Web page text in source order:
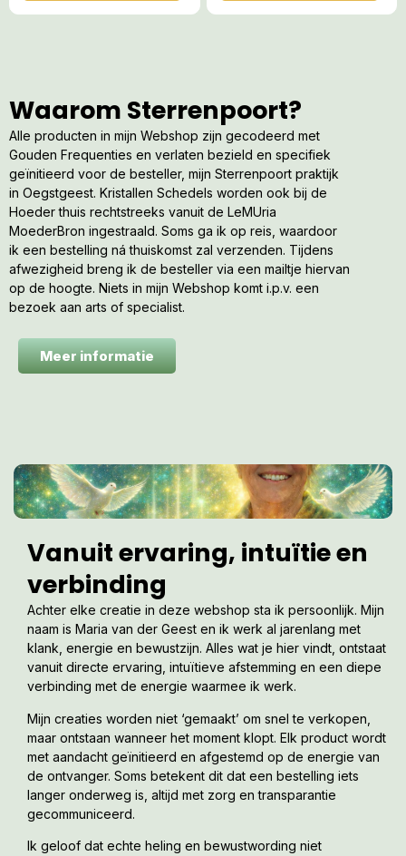
Waarom Sterrenpoort?
Alle producten in mijn Webshop zijn gecodeerd met
Gouden Frequenties en verlaten bezield en specifiek
geïnitieerd voor de besteller, mijn Sterrenpoort praktijk
in Oegstgeest. Kristallen Schedels worden ook bij de
Hoeder thuis rechtstreeks vanuit de LeMUria
MoederBron ingestraald. Soms ga ik op reis, waardoor
ik een bestelling ná thuiskomst zal verzenden. Tijdens
afwezigheid breng ik de besteller via een mailtje hiervan
op de hoogte. Niets in mijn Webshop komt i.p.v. een
bezoek aan arts of specialist.
Meer informatie
Vanuit ervaring, intuïtie en
verbinding
Achter elke creatie in deze webshop sta ik persoonlijk. Mijn
naam is Maria van der Geest en ik werk al jarenlang met
klank, energie en bewustzijn. Alles wat je hier vindt, ontstaat
vanuit directe ervaring, intuïtieve afstemming en een diepe
verbinding met de energie waarmee ik werk.
Mijn creaties worden niet ‘gemaakt’ om snel te verkopen,
maar ontstaan wanneer het moment klopt. Elk product wordt
met aandacht geïnitieerd en afgestemd op de energie van
de ontvanger. Soms betekent dit dat een bestelling iets
langer onderweg is, altijd met zorg en transparantie
gecommuniceerd.
Ik geloof dat echte heling en bewustwording niet